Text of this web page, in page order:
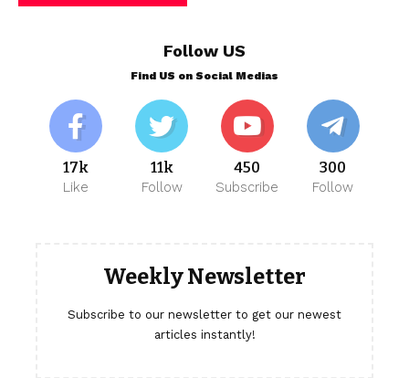
Follow US
Find US on Social Medias
17k
Like
11k
Follow
450
Subscribe
300
Follow
Weekly Newsletter
Subscribe to our newsletter to get our newest
articles instantly!